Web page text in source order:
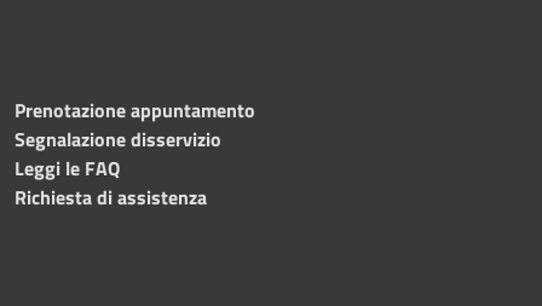
Prenotazione appuntamento
Segnalazione disservizio
Leggi le FAQ
Richiesta di assistenza